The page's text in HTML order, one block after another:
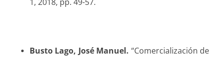
1, 2018, pp. 49-57.
Busto Lago, José Manuel. “Comercialización de